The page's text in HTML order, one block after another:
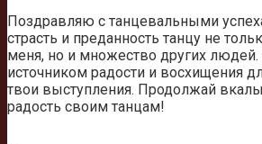
Поздравляю с танцевальными
страсть и преданность танцу не
меня, но и множество других
источником радости и восхищения
твои выступления. Продолжай
радость своим танцам!